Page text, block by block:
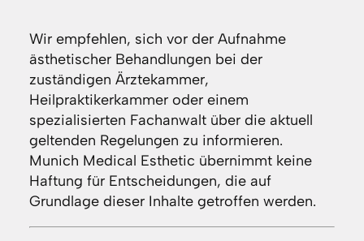
Wir empfehlen, sich vor der Aufnahme
ästhetischer Behandlungen bei der
zuständigen Ärztekammer,
Heilpraktikerkammer oder einem
spezialisierten Fachanwalt über die aktuell
geltenden Regelungen zu informieren.
Munich Medical Esthetic übernimmt keine
Haftung für Entscheidungen, die auf
Grundlage dieser Inhalte getroffen werden.